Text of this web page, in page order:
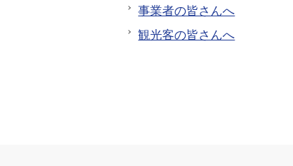
事業者の皆さんへ
観光客の皆さんへ